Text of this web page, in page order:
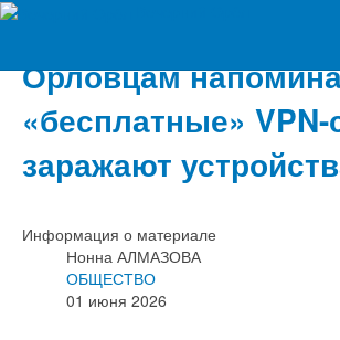
Орловцам
«бесплатные»
заражают
Информация о материале
Нонна АЛМАЗОВА
ОБЩЕСТВО
01 июня 2026